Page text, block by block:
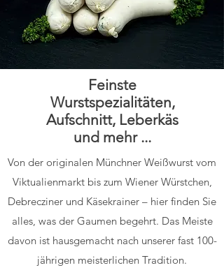
Feinste
Wurstspezialitäten,
Aufschnitt, Leberkäs
und mehr ...
Von der originalen Münchner Weißwurst vom
Viktualienmarkt bis zum Wiener Würstchen,
Debrecziner und Käsekrainer – hier finden Sie
alles, was der Gaumen begehrt. Das Meiste
davon ist hausgemacht nach unserer fast 100-
jährigen meisterlichen Tradition.